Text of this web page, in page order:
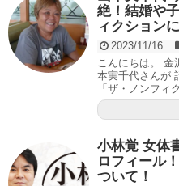
絶！結婚や
ィクション
2023/11/16
こんにちは。 金
本実千代さんが
「ザ・ノンフィ
小林覚 女体
ロフィール
ついて！